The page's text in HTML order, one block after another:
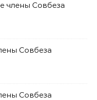
члены Совбеза
Совбеза
Совбеза